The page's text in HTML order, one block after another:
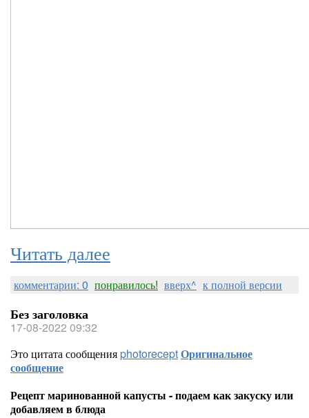
Читать далее
комментарии: 0 понравилось! вверх^ к полной версии
Без заголовка
17-08-2022 09:32
Это цитата сообщенияphotoreceptОригинальное
сообщение
Рецепт маринованной капусты - подаем как закуску или
добавляем в блюда